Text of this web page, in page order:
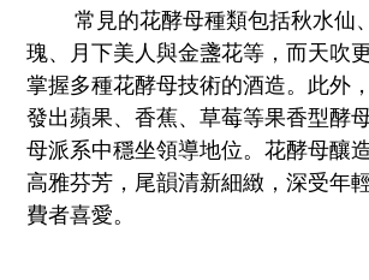
常見的花酵母種類包括秋水仙
瑰、月下美人與金盞花等，而天吹
掌握多種花酵母技術的酒造。此外
發出蘋果、香蕉、草莓等果香型酵
母派系中穩坐領導地位。花酵母釀
高雅芬芳，尾韻清新細緻，深受年
費者喜愛。